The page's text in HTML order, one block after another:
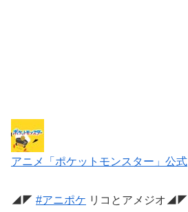
アニメ「ポケットモンスター」公式
◢◤ #アニポケ リコとアメジオ◢◤